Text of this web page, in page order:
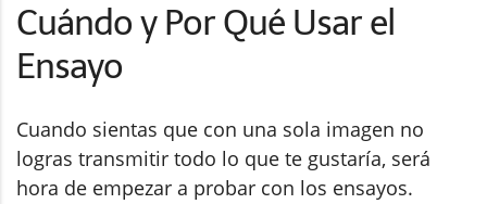
Cuándo y Por Qué Usar el
Ensayo
Cuando sientas que con una sola imagen no
logras transmitir todo lo que te gustaría, será
hora de empezar a probar con los ensayos.